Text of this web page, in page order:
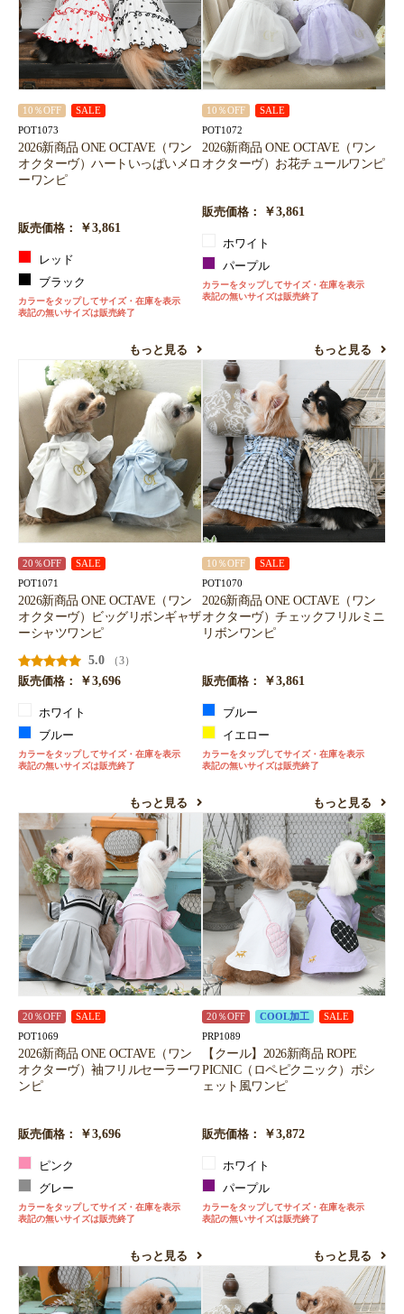
10％OFF SALE
POT1073
2026新商品 ONE OCTAVE（ワン
オクターヴ）ハートいっぱいメロ
ーワンピ
販売価格： ￥3,861
レッド
ブラック
カラーをタップしてサイズ・在庫を表示
表記の無いサイズは販売終了
もっと見る
10％OFF SALE
POT1072
2026新商品 ONE OCTAVE（ワン
オクターヴ）お花チュールワンピ
販売価格： ￥3,861
ホワイト
パープル
カラーをタップしてサイズ・在庫を表示
表記の無いサイズは販売終了
もっと見る
20％OFF SALE
POT1071
2026新商品 ONE OCTAVE（ワン
オクターヴ）ビッグリボンギャザ
ーシャツワンピ
5.0
（3）
販売価格：
￥3,696
ホワイト
ブルー
カラーをタップしてサイズ・在庫を表示
表記の無いサイズは販売終了
もっと見る
10％OFF SALE
POT1070
2026新商品 ONE OCTAVE（ワン
オクターヴ）チェックフリルミニ
リボンワンピ
販売価格： ￥3,861
ブルー
イエロー
カラーをタップしてサイズ・在庫を表示
表記の無いサイズは販売終了
もっと見る
20％OFF SALE
POT1069
2026新商品 ONE OCTAVE（ワン
オクターヴ）袖フリルセーラーワ
ンピ
販売価格： ￥3,696
ピンク
グレー
カラーをタップしてサイズ・在庫を表示
表記の無いサイズは販売終了
もっと見る
20％OFF COOL加工 SALE
PRP1089
【クール】2026新商品 ROPE
PICNIC（ロペピクニック）ポシ
ェット風ワンピ
販売価格： ￥3,872
ホワイト
パープル
カラーをタップしてサイズ・在庫を表示
表記の無いサイズは販売終了
もっと見る